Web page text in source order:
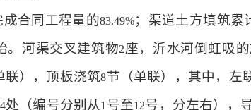
成合同工程量的83.49%；渠道土方填筑累
。河渠交叉建筑物2座，沂水河倒虹吸
联），顶板浇筑8节（单联），其中，左
处（编号分别从1 号至12号，分左右），